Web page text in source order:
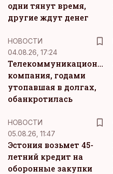
одни тянут время,
другие ждут денег
НОВОСТИ
04.08.26, 17:24
Телекоммуникационная
компания, годами
утопавшая в долгах,
обанкротилась
НОВОСТИ
05.08.26, 11:47
Эстония возьмет 45-
летний кредит на
оборонные закупки